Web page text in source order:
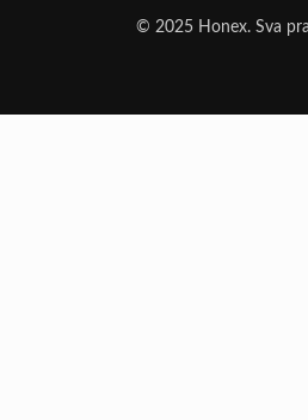
© 2025 Honex. Sva